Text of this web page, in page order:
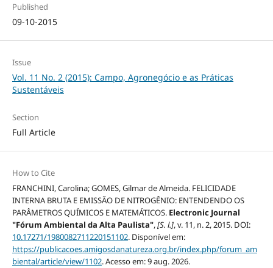
Published
09-10-2015
Issue
Vol. 11 No. 2 (2015): Campo, Agronegócio e as Práticas
Sustentáveis
Section
Full Article
How to Cite
FRANCHINI, Carolina; GOMES, Gilmar de Almeida. FELICIDADE
INTERNA BRUTA E EMISSÃO DE NITROGÊNIO: ENTENDENDO OS
PARÂMETROS QUÍMICOS E MATEMÁTICOS. Electronic Journal
"Fórum Ambiental da Alta Paulista",[S. l.], v. 11, n. 2, 2015. DOI:
10.17271/1980082711220151102. Disponível em:
https://publicacoes.amigosdanatureza.org.br/index.php/forum_am
biental/article/view/1102. Acesso em: 9 aug. 2026.